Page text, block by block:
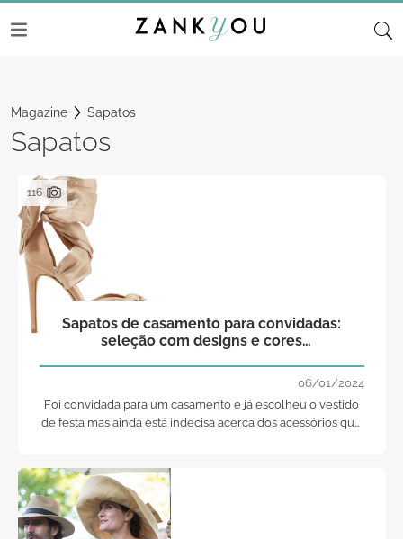
Magazine Sapatos
Sapatos
Sapatos de casamento para convidadas:
seleção com designs e cores
06/01/2024
Foi convidada para um casamento e já escolheu o vestido
de festa mas ainda está indecisa acerca dos acessórios que
116